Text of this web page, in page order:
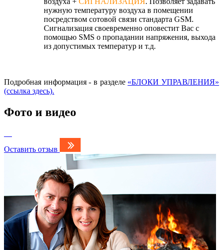
нужную температуру воздуха в помещении
посредством сотовой связи стандарта GSM.
Сигнализация своевременно оповестит Вас с
помощью SMS о пропадании напряжения, выхода
из допустимых температур и т.д.
Подробная информация - в разделе «БЛОКИ УПРАВЛЕНИЯ»
(ссылка здесь).
Фото и видео
Оставить отзыв